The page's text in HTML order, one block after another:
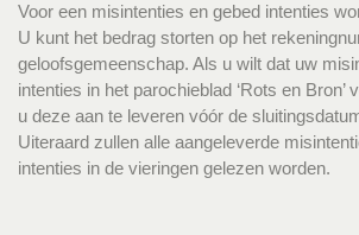
Voor een misintenties en gebed intenties
U kunt het bedrag storten op het
geloofsgemeenschap. Als u wilt dat uw
intenties in het parochieblad ‘Rots en Bron’
u deze aan te leveren vóór de
Uiteraard zullen alle aangeleverde
intenties in de vieringen gelezen worden.